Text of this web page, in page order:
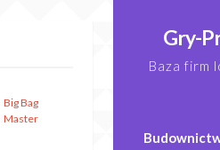
Gry-
Baza firm
Big Bag
Master